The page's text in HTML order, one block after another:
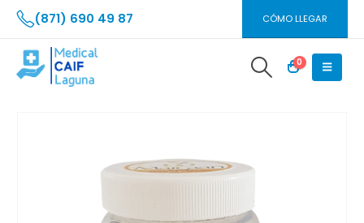
(871) 690 49 87 CÓMO LLEGAR
0